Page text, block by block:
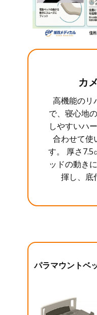
カ
高機能のリ
で、寝心地
しやすいハ
合わせて使
す。 厚さ7.5
ッドの動き
揮し、底
パラマウントベ